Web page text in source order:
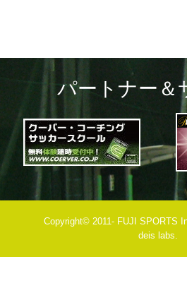
パートナー＆
Copyright© 2011- FUJI SPORTS
deis labs.